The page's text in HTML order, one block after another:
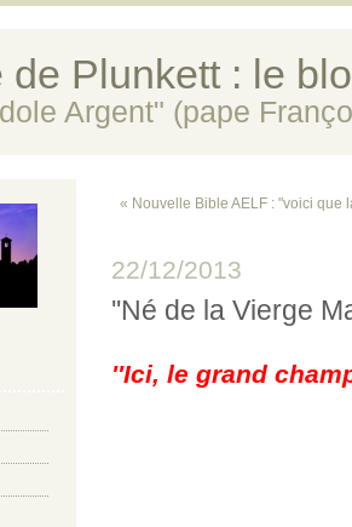
de Plunkett : le
Argent" (pape
« Nouvelle Bible AELF : "voici que
22/12/2013
''Né de la Vierge
''Ici, le grand